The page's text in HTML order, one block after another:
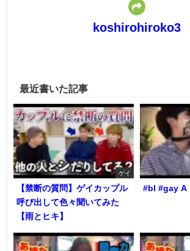
koshirohiroko3
最近書いた記事
ゲイ
【禁断の質問】ゲイカップル
呼び出して色々聞いてみた
【雨とヒキ】
#bl #gay A